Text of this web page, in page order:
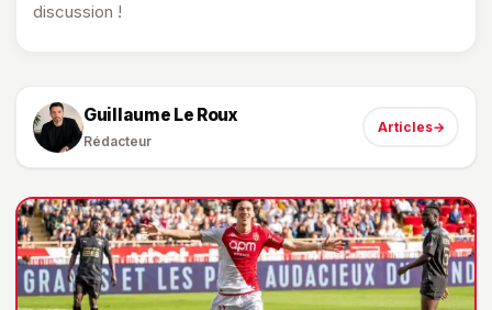
discussion !
Guillaume Le Roux
Rédacteur
Articles→